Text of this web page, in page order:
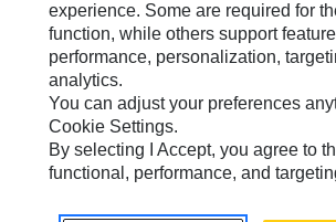
Карта Сайта
Cookie Settings
Юридическая Информация
Конфиденциальность Личных Данных
experience. Some are required for
function, while others support
performance, personalization,
analytics.
You can adjust your preferences
Cookie Settings.
By selecting I Accept, you agree to
functional, performance, and